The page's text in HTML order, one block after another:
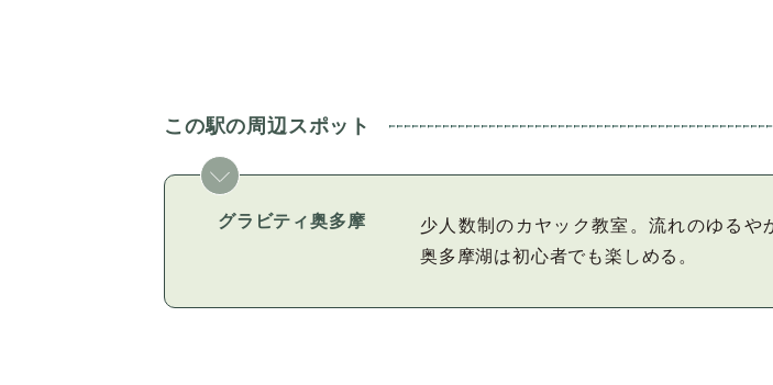
この駅の周辺スポット
グラビティ奥多摩
少人数制のカヤック教室。流れのゆるや
奥多摩湖は初心者でも楽しめる。